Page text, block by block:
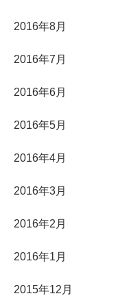
2016年8月
2016年7月
2016年6月
2016年5月
2016年4月
2016年3月
2016年2月
2016年1月
2015年12月